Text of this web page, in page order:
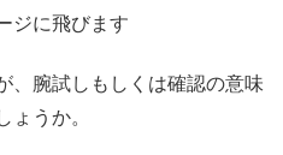
ジに飛びます
、腕試しもしくは確認の意味
ょうか。